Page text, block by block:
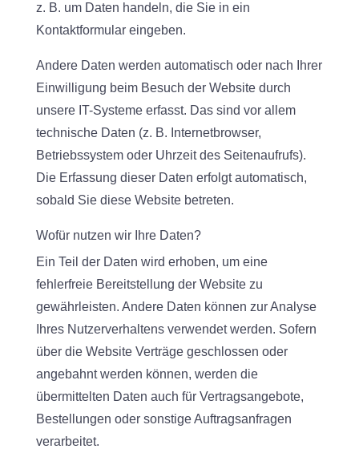
z. B. um Daten handeln, die Sie in ein
Kontaktformular eingeben.
Andere Daten werden automatisch oder nach Ihrer
Einwilligung beim Besuch der Website durch
unsere IT-Systeme erfasst. Das sind vor allem
technische Daten (z. B. Internetbrowser,
Betriebssystem oder Uhrzeit des Seitenaufrufs).
Die Erfassung dieser Daten erfolgt automatisch,
sobald Sie diese Website betreten.
Wofür nutzen wir Ihre Daten?
Ein Teil der Daten wird erhoben, um eine
fehlerfreie Bereitstellung der Website zu
gewährleisten. Andere Daten können zur Analyse
Ihres Nutzerverhaltens verwendet werden. Sofern
über die Website Verträge geschlossen oder
angebahnt werden können, werden die
übermittelten Daten auch für Vertragsangebote,
Bestellungen oder sonstige Auftragsanfragen
verarbeitet.